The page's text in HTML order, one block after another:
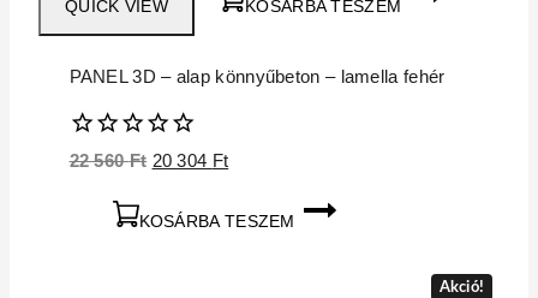
QUICK VIEW KOSÁRBA TESZEM
PANEL 3D – alap könnyűbeton – lamella fehér
0
22 560Ft Original
was:
20 304 FtCurrent
KOSÁRBA TESZEM
Akció!